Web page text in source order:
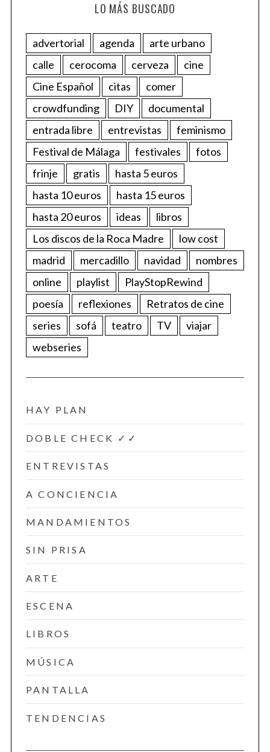
LO MÁS BUSCADO
advertorial agenda
arte urbano
calle
cerocoma cerveza
cine
Cine Español
citas
comer
crowdfunding
DIY
documental
entrada libre
entrevistas
feminismo
Festival de Málaga
festivales
fotos
frinje
gratis
hasta 5 euros
hasta 10 euros
hasta 15 euros
hasta 20 euros
ideas
libros
Los discos de la Roca Madre
low cost
madrid
mercadillo navidad
nombres
online
playlist
PlayStopRewind
poesía
reflexiones
Retratos de cine
series
sofá teatro TV
viajar
webseries
HAY PLAN
DOBLE CHECK ✓✓
ENTREVISTAS
A CONCIENCIA
MANDAMIENTOS
SIN PRISA
ARTE
ESCENA
LIBROS
MÚSICA
PANTALLA
TENDENCIAS